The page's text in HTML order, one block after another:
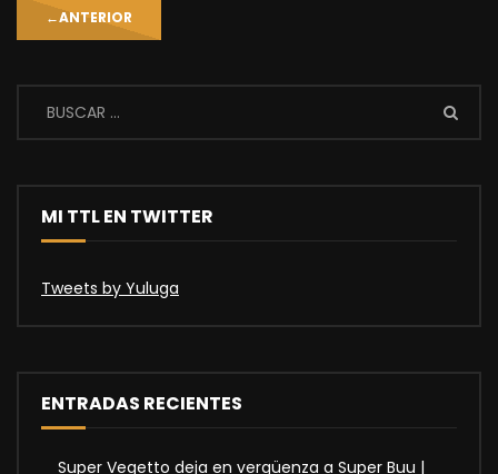
←ANTERIOR
MI TTL EN TWITTER
Tweets by Yuluga
ENTRADAS RECIENTES
Super Vegetto deja en vergüenza a Super Buu |